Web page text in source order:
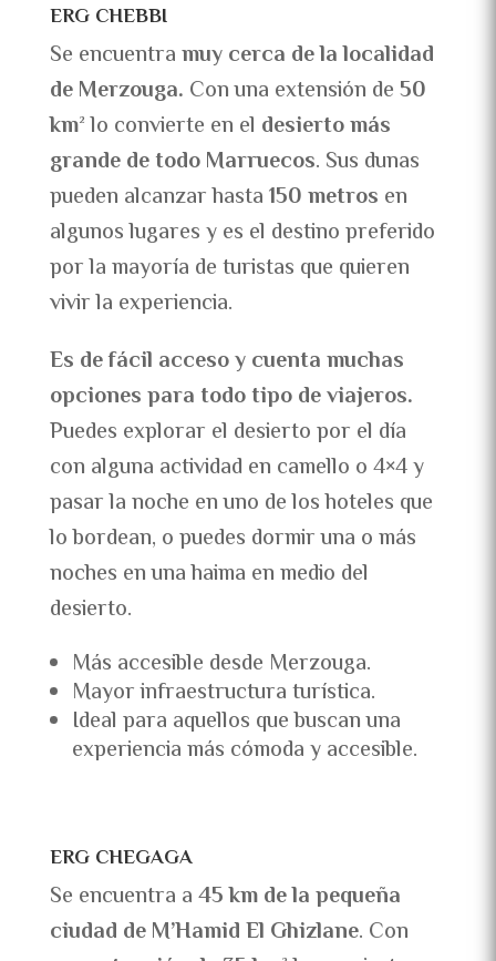
ERG CHEBBI
Se encuentramuy cerca de la localidad
de Merzouga. Con una extensión de50
km²lo convierte en el desierto más
grande de todo Marruecos. Sus dunas
pueden alcanzar hasta150 metros en
algunos lugares y es el destino preferido
por la mayoría de turistas que quieren
vivir la experiencia.
Es de fácil acceso y cuenta muchas
opciones para todo tipo de viajeros.
Puedes explorar el desierto por el día
con alguna actividad en camello o 4×4 y
pasar la noche en uno de los hoteles que
lo bordean, o puedes dormir una o más
noches en una haima en medio del
desierto.​
Más accesible desde Merzouga.
Mayor infraestructura turística.
Ideal para aquellos que buscan una
experiencia más cómoda y accesible.
ERG CHEGAGA
Se encuentra a45 km de la pequeña
ciudad de M’Hamid El Ghizlane. Con